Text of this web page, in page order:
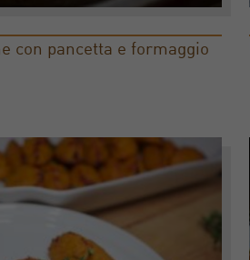
con pancetta e formaggio